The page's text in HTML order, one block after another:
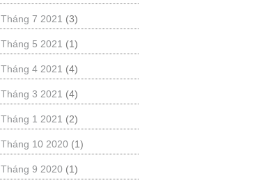
Tháng 7 2021 (3)
Tháng 5 2021 (1)
Tháng 4 2021 (4)
Tháng 3 2021 (4)
Tháng 1 2021 (2)
Tháng 10 2020 (1)
Tháng 9 2020 (1)